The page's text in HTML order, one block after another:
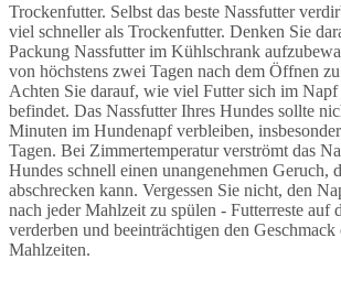
Trockenfutter. Selbst das beste Nassfutter
viel schneller als Trockenfutter. Denken Sie
Packung Nassfutter im Kühlschrank
von höchstens zwei Tagen nach dem Öffnen
Achten Sie darauf, wie viel Futter sich im Napf
befindet. Das Nassfutter Ihres Hundes sollte
Minuten im Hundenapf verbleiben,
Tagen. Bei Zimmertemperatur verströmt das
Hundes schnell einen unangenehmen Geruch,
abschrecken kann. Vergessen Sie nicht, den
nach jeder Mahlzeit zu spülen - Futterreste auf
verderben und beeinträchtigen den
Mahlzeiten.